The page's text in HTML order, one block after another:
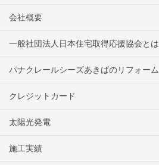
会社概要
一般社団法人日本住宅取得応援協会とは
パナクレールシーズあきばのリフォーム
クレジットカード
太陽光発電
施工実績